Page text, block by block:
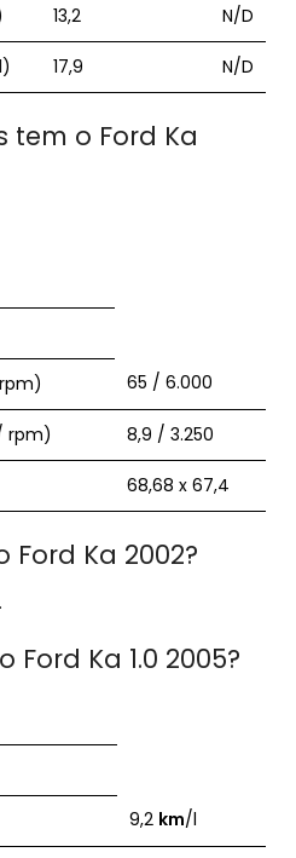
13,2 N/D
17,9 N/D
tem o Ford Ka
65 / 6.000
rpm) 8,9 / 3.250
68,68 x 67,4
Ka 2002?
Ka 1.0 2005?
9,2 km/l